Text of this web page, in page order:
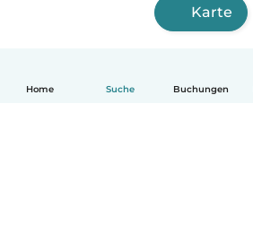
Home Suche Buchungen
Karte